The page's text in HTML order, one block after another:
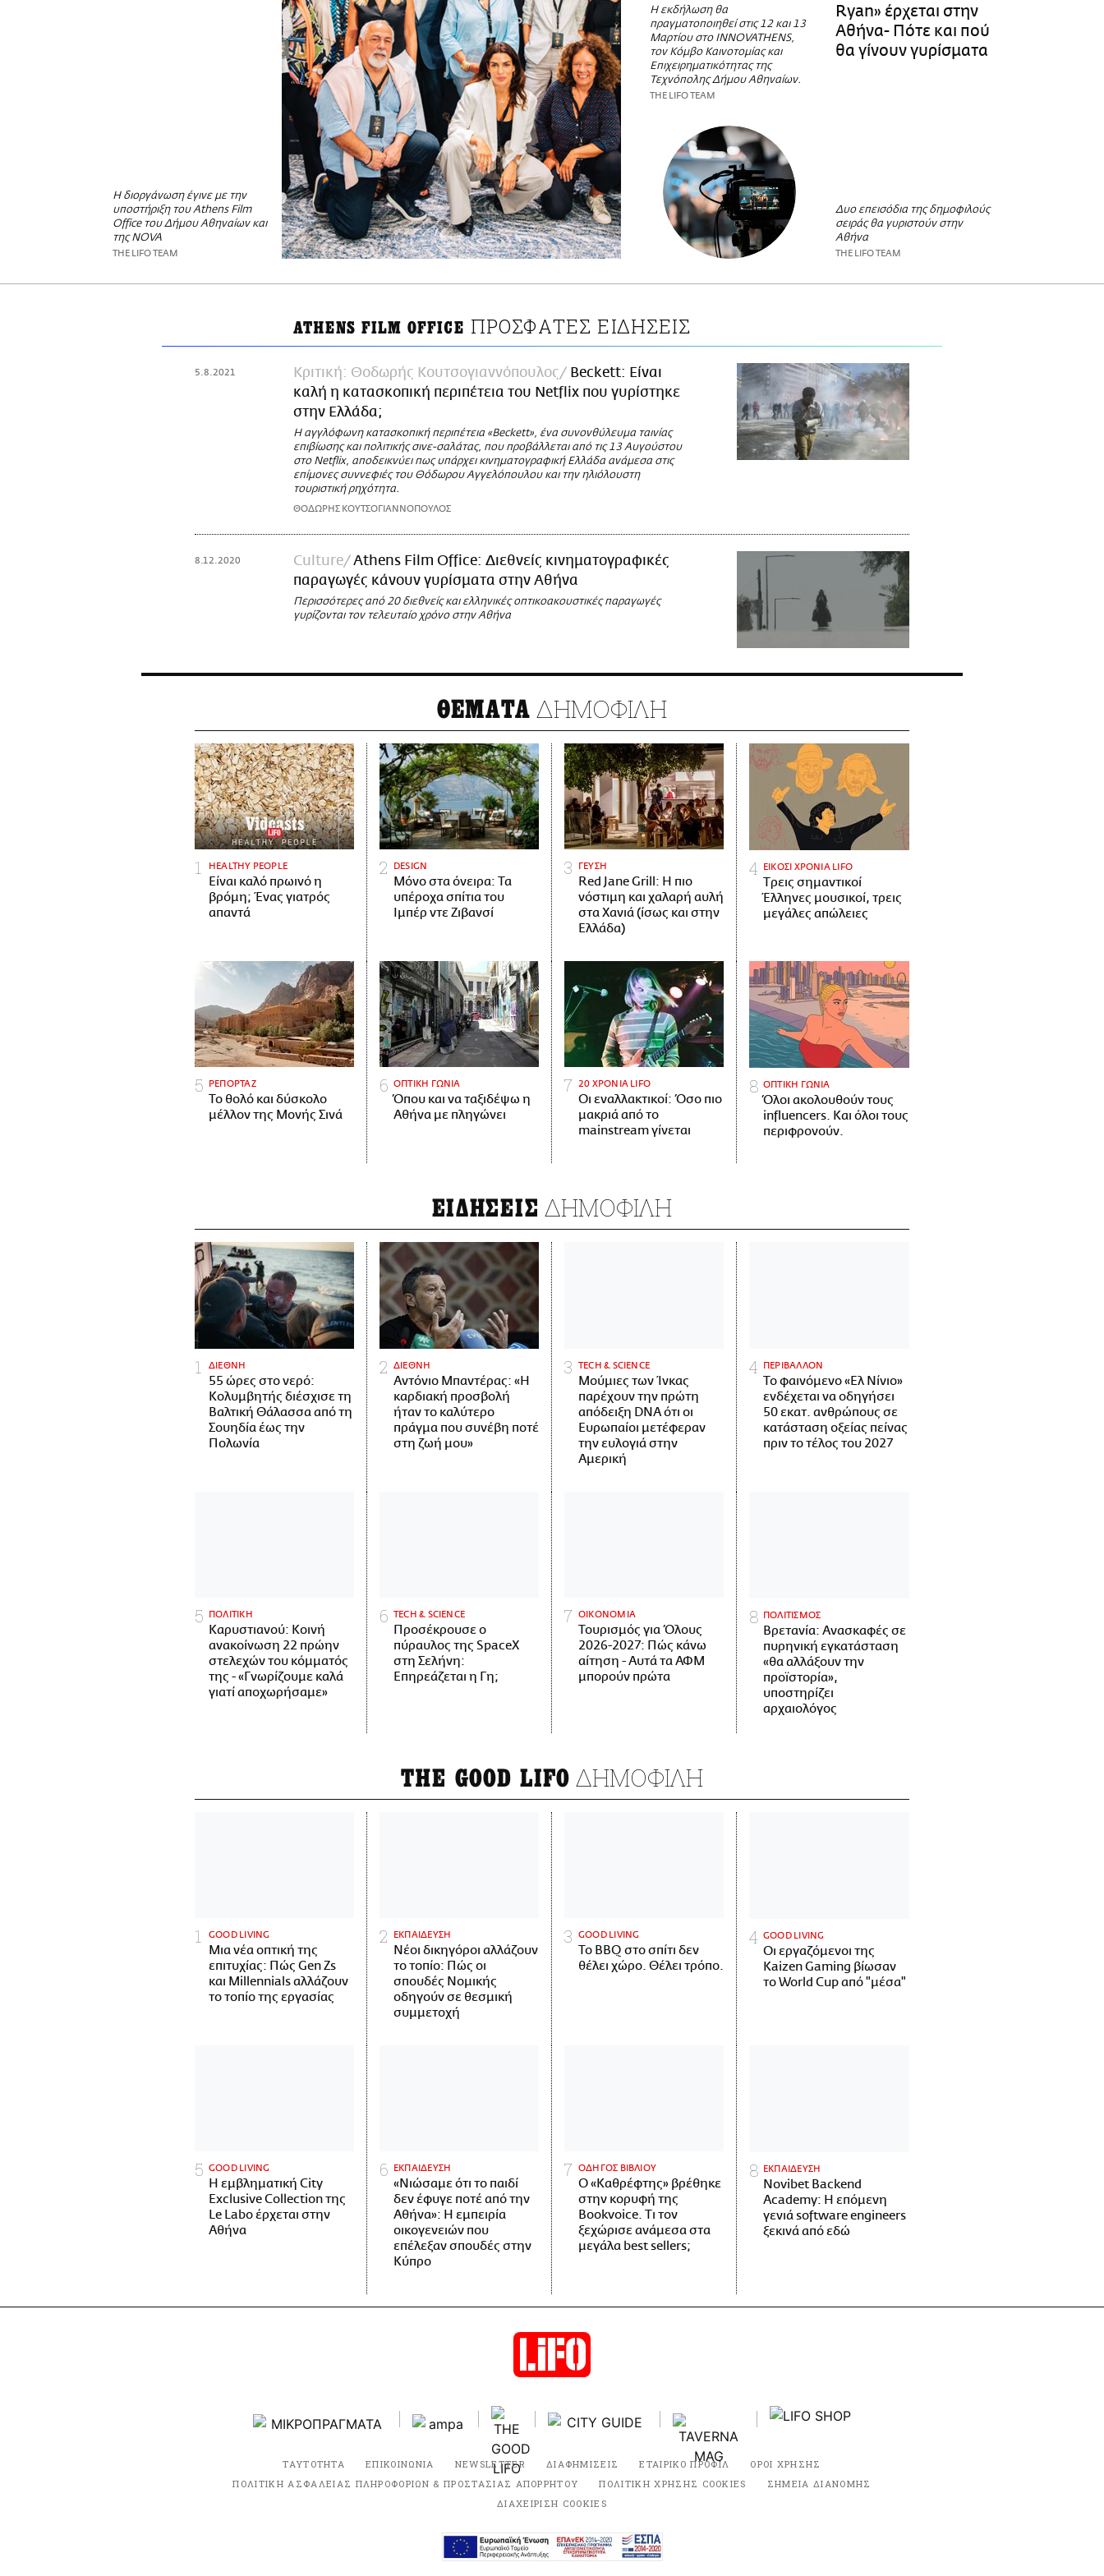
Η διοργάνωση έγινε με την
υποστήριξη του Athens Film
Office του Δήμου Αθηναίων και
της NOVA
THE LIFO TEAM
Η εκδήλωση θα
πραγματοποιηθεί στις 12 και 13
Μαρτίου στο INNOVATHENS,
τον Κόμβο Καινοτομίας και
Επιχειρηματικότητας της
Τεχνόπολης Δήμου Αθηναίων.
THE LIFO TEAM
Ryan» έρχεται στην
Αθήνα- Πότε και πού
θα γίνουν γυρίσματα
Δυο επεισόδια της δημοφιλούς
σειράς θα γυριστούν στην
Αθήνα
THE LIFO TEAM
ATHENS FILM OFFICE ΠΡΟΣΦΑΤΕΣ ΕΙΔΗΣΕΙΣ
5.8.2021 Κριτική: Θοδωρής Κουτσογιαννόπουλος
Beckett: Είναι
καλή η κατασκοπική περιπέτεια του Netflix που γυρίστηκε
στην Ελλάδα;
Η αγγλόφωνη κατασκοπική περιπέτεια «Beckett», ένα συνονθύλευμα ταινίας
επιβίωσης και πολιτικής σινε-σαλάτας, που προβάλλεται από τις 13 Αυγούστου
στο Netflix, αποδεικνύει πως υπάρχει κινηματογραφική Ελλάδα ανάμεσα στις
επίμονες συννεφιές του Θόδωρου Αγγελόπουλου και την ηλιόλουστη
τουριστική ρηχότητα.
ΘΟΔΩΡΗΣ ΚΟΥΤΣΟΓΙΑΝΝΟΠΟΥΛΟΣ
8.12.2020 Culture Athens Film Office: Διεθνείς κινηματογραφικές
παραγωγές κάνουν γυρίσματα στην Αθήνα
Περισσότερες από 20 διεθνείς και ελληνικές οπτικοακουστικές παραγωγές
γυρίζονται τον τελευταίο χρόνο στην Αθήνα
ΘΕΜΑΤΑ ΔΗΜΟΦΙΛΗ
HEALTHY PEOPLE
Είναι καλό πρωινό η
βρόμη; Ένας γιατρός
απαντά
DESIGN
Μόνο στα όνειρα: Τα
υπέροχα σπίτια του
Ιμπέρ ντε Ζιβανσί
ΓΕΥΣΗ
Red Jane Grill: Η πιο
νόστιμη και χαλαρή αυλή
στα Χανιά (ίσως και στην
Ελλάδα)
ΕΙΚΟΣΙ ΧΡΟΝΙΑ LIFO
Tρεις σημαντικοί
Έλληνες μουσικοί, τρεις
μεγάλες απώλειες
ΡΕΠΟΡΤΑΖ
Το θολό και δύσκολο
μέλλον της Μονής Σινά
ΟΠΤΙΚΗ ΓΩΝΙΑ
Όπου και να ταξιδέψω η
Αθήνα με πληγώνει
20 ΧΡΟΝΙΑ LIFO
Οι εναλλακτικοί: Όσο πιο
μακριά από το
mainstream γίνεται
ΟΠΤΙΚΗ ΓΩΝΙΑ
Όλοι ακολουθούν τους
influencers. Και όλοι τους
περιφρονούν.
ΕΙΔΗΣΕΙΣ ΔΗΜΟΦΙΛΗ
ΔΙΕΘΝΗ
55 ώρες στο νερό:
Κολυμβητής διέσχισε τη
Βαλτική Θάλασσα από τη
Σουηδία έως την
Πολωνία
ΔΙΕΘΝΗ
Αντόνιο Μπαντέρας: «Η
καρδιακή προσβολή
ήταν το καλύτερο
πράγμα που συνέβη ποτέ
στη ζωή μου»
ΤECH & SCIENCE
Μούμιες των Ίνκας
παρέχουν την πρώτη
απόδειξη DNA ότι οι
Ευρωπαίοι μετέφεραν
την ευλογιά στην
Αμερική
ΠΕΡΙΒΑΛΛΟΝ
Το φαινόμενο «Ελ Νίνιο»
ενδέχεται να οδηγήσει
50 εκατ. ανθρώπους σε
κατάσταση οξείας πείνας
πριν το τέλος του 2027
ΠΟΛΙΤΙΚΗ
Καρυστιανού: Κοινή
ανακοίνωση 22 πρώην
στελεχών του κόμματός
της - «Γνωρίζουμε καλά
γιατί αποχωρήσαμε»
ΤECH & SCIENCE
Προσέκρουσε ο
πύραυλος της SpaceX
στη Σελήνη:
Επηρεάζεται η Γη;
ΟΙΚΟΝΟΜΙΑ
Τουρισμός για Όλους
2026-2027: Πώς κάνω
αίτηση - Αυτά τα ΑΦΜ
μπορούν πρώτα
ΠΟΛΙΤΙΣΜΟΣ
Βρετανία: Ανασκαφές σε
πυρηνική εγκατάσταση
«θα αλλάξουν την
προϊστορία»,
υποστηρίζει
αρχαιολόγος
THE GOOD LIFO ΔΗΜΟΦΙΛΗ
GOOD LIVING
Μια νέα οπτική της
επιτυχίας: Πώς Gen Zs
και Millennials αλλάζουν
το τοπίο της εργασίας
ΕΚΠΑΙΔΕΥΣΗ
Νέοι δικηγόροι αλλάζουν
το τοπίο: Πώς οι
σπουδές Νομικής
οδηγούν σε θεσμική
συμμετοχή
GOOD LIVING
Το BBQ στο σπίτι δεν
θέλει χώρο. Θέλει τρόπο.
GOOD LIVING
Οι εργαζόμενοι της
Kaizen Gaming βίωσαν
το World Cup από "μέσα"
GOOD LIVING
Η εμβληματική City
Exclusive Collection της
Le Labo έρχεται στην
Αθήνα
ΕΚΠΑΙΔΕΥΣΗ
«Νιώσαμε ότι το παιδί
δεν έφυγε ποτέ από την
Αθήνα»: Η εμπειρία
οικογενειών που
επέλεξαν σπουδές στην
Κύπρο
ΟΔΗΓΟΣ ΒΙΒΛΙΟΥ
Ο «Καθρέφτης» βρέθηκε
στην κορυφή της
Bookvoice. Τι τον
ξεχώρισε ανάμεσα στα
μεγάλα best sellers;
ΕΚΠΑΙΔΕΥΣΗ
Novibet Backend
Academy: Η επόμενη
γενιά software engineers
ξεκινά από εδώ
ΤΑΥΤΟΤΗΤΑ ΕΠΙΚΟΙΝΩΝΙΑ NEWSLETTER ΔΙΑΦΗΜΙΣΕΙΣ ΕΤΑΙΡΙΚΟ ΠΡΟΦΙΛ
ΟΡΟΙ ΧΡΗΣΗΣ
ΠΟΛΙΤΙΚΗ ΑΣΦΑΛΕΙΑΣ ΠΛΗΡΟΦΟΡΙΩΝ & ΠΡΟΣΤΑΣΙΑΣ ΑΠΟΡΡΗΤΟΥ
ΠΟΛΙΤΙΚΗ ΧΡΗΣΗΣ COOKIES
ΣΗΜΕΙΑ ΔΙΑΝΟΜΗΣ
ΔΙΑΧΕΙΡΙΣΗ COOKIES